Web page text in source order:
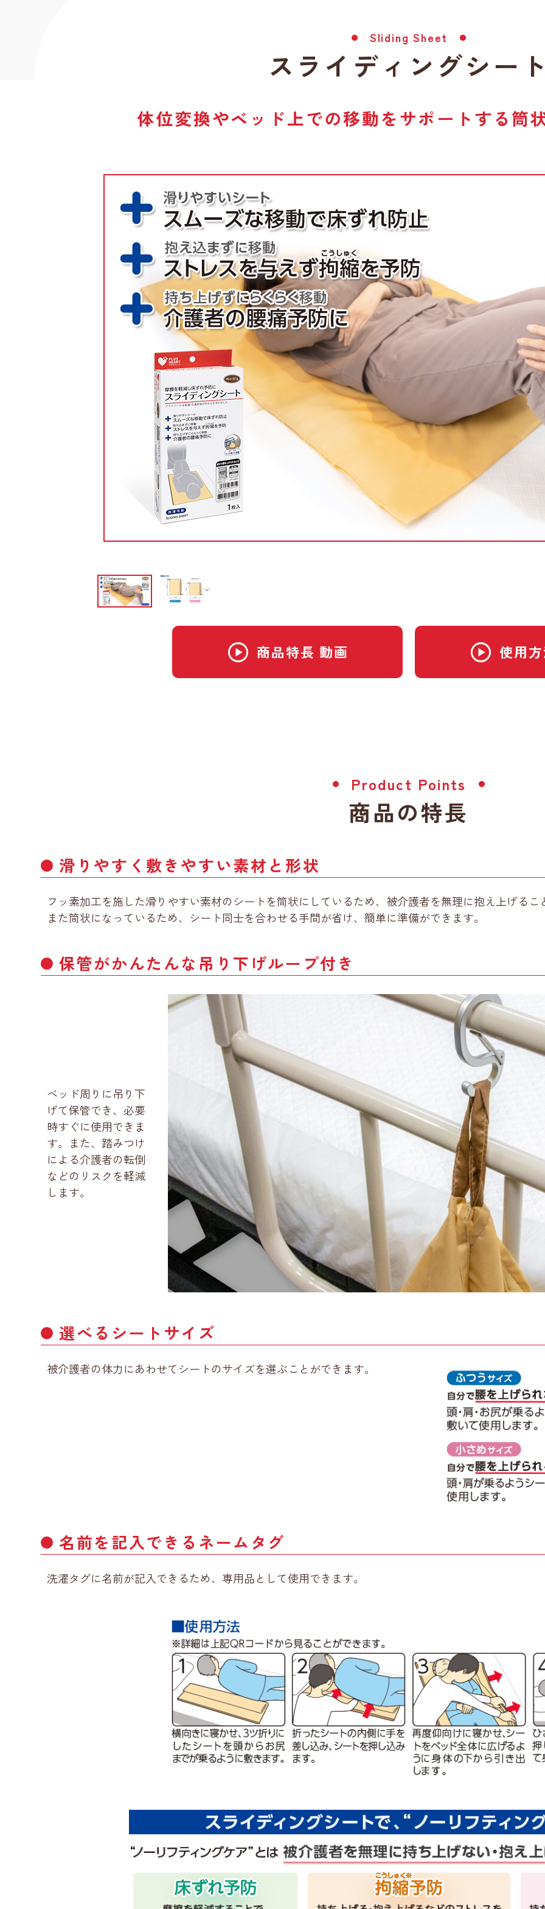
Sliding Sheet
スライディングシー
体位変換やベッド上での移動をサポートする筒
play_circle 商品特長 動画 play_circle 使用
Product Points
商品の特長
滑りやすく敷きやすい素材と形状
フッ素加工を施した滑りやすい素材のシートを筒状にしているため、被介護者を無理に抱え上げる
また筒状になっているため、シート同士を合わせる手間が省け、簡単に準備ができます。
保管がかんたんな吊り下げループ付き
ベッド周りに吊り下
げて保管でき、必要
時すぐに使用できま
す。また、踏みつけ
による介護者の転倒
などのリスクを軽減
します。
選べるシートサイズ
被介護者の体力にあわせてシートのサイズを選ぶことができます。
名前を記入できるネームタグ
洗濯タグに名前が記入できるため、専用品として使用できます。